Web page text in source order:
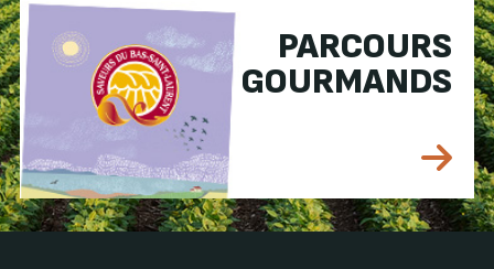
PARCOURS
GOURMANDS